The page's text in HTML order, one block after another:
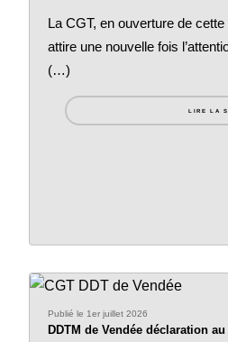
La CGT, en ouverture de
attire une nouvelle fois
(…)
LIRE LA
Publié le 1er juillet 2026
DDTM de Vendée déclaration